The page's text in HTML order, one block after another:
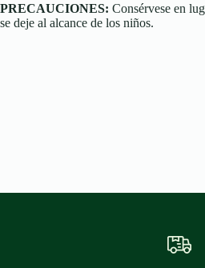
PRECAUCIONES: Consérvese en
se deje al alcance de los niños.